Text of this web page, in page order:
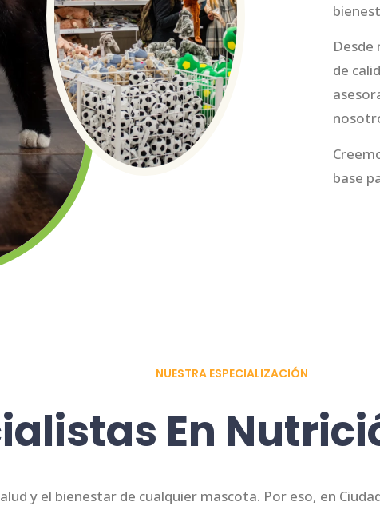
de
base
NUESTRA ESPECIALIZACIÓN
En
y el bienestar de cualquier mascota. Por eso, en